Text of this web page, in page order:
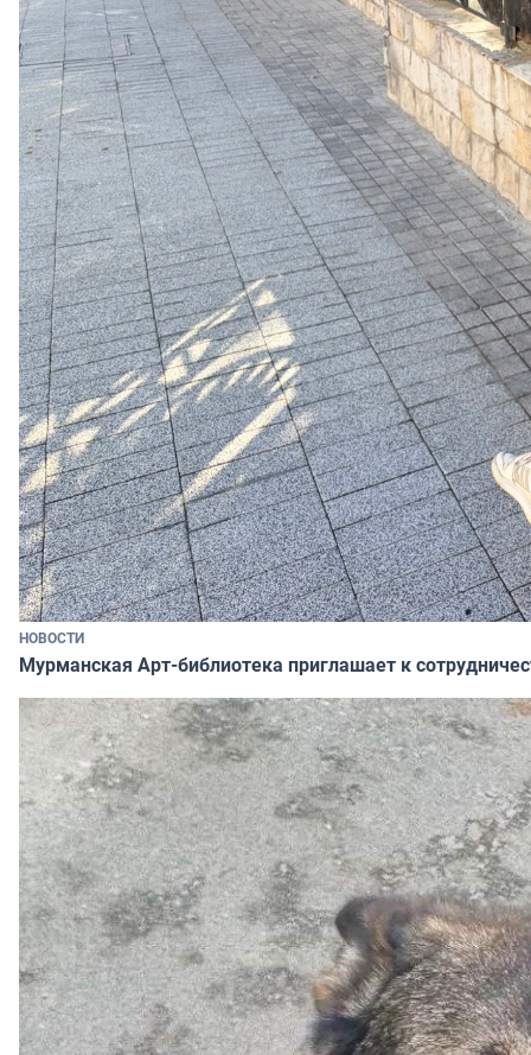
НОВОСТИ
Мурманская Арт-библиотека приглашает к